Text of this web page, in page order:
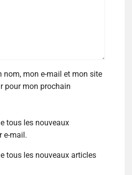
nom, mon e-mail et mon site
pour mon prochain
tous les nouveaux
e-mail.
tous les nouveaux articles